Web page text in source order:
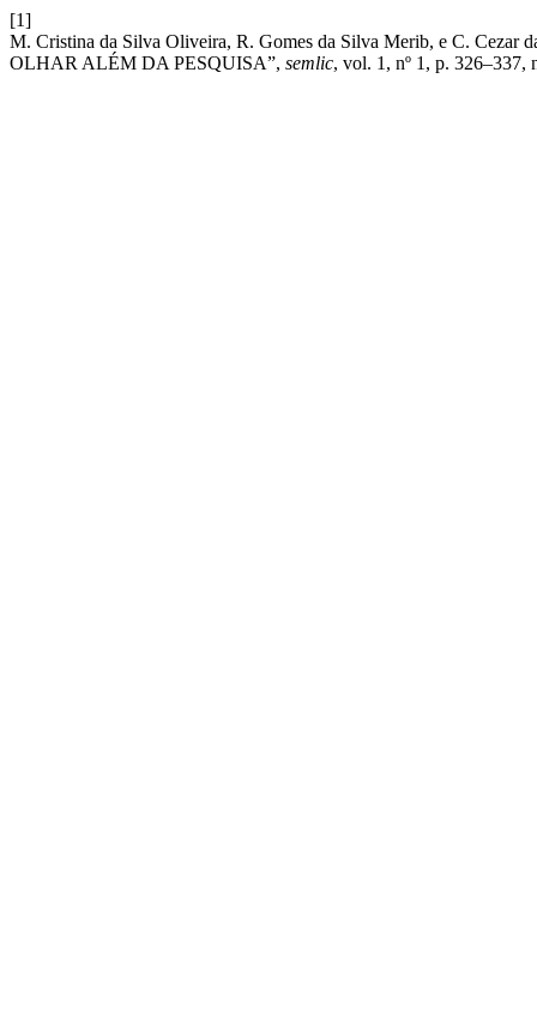
[1]
M. Cristina da Silva Oliveira, R. Gomes da Silva Merib, e C.
OLHAR ALÉM DA PESQUISA”, semlic, vol. 1, nº 1, p. 326–337,